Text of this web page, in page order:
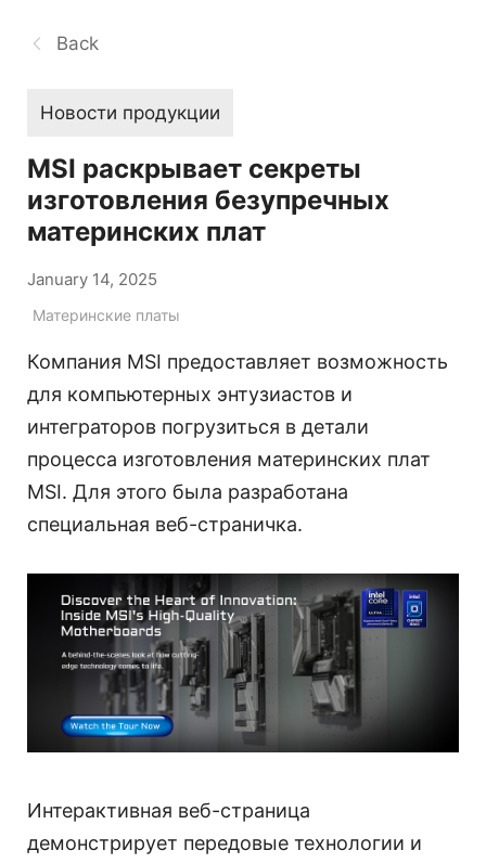
Back
Новости продукции
MSI раскрывает секреты
изготовления безупречных
материнских плат
January 14, 2025
Материнские платы
Компания MSI предоставляет возможность
для компьютерных энтузиастов и
интеграторов погрузиться в детали
процесса изготовления материнских плат
MSI. Для этого была разработана
специальная веб-страничка.
Интерактивная веб-страница
демонстрирует передовые технологии и